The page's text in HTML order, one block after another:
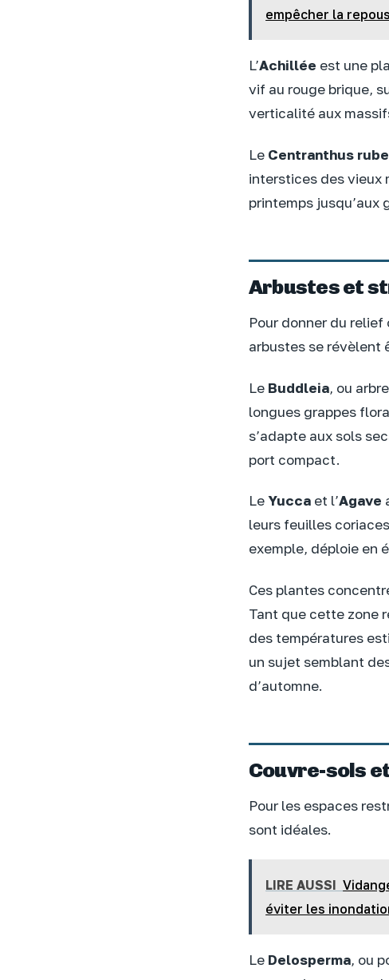
empêcher la
L’Achillée est une
vif au rouge brique,
verticalité aux
Le Centranthus
interstices des vieux
printemps jusqu’aux
Arbustes et
Pour donner du
arbustes se révèlent
Le Buddleia, ou
longues grappes
s’adapte aux sols
port compact.
LeYucca et l’Agave
leurs feuilles
exemple, déploie en
Ces plantes
Tant que cette zone
des températures
un sujet semblant
d’automne.
Couvre-sols
Pour les espaces
sont idéales.
LIRE AUSSI
éviter les
Le Delosperma, ou